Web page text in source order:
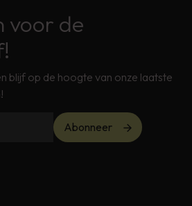
voor de
blijf op de hoogte van onze laatste
Abonneer